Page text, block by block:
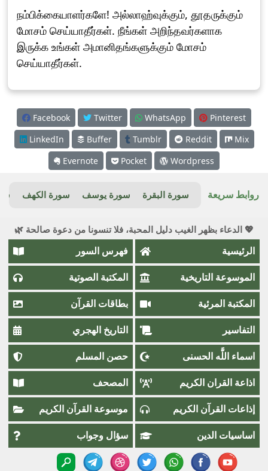
நம்பிக்கையாளர்களே! அல்லாஹ்வுக்கும், தூதருக்கும்
மோசம் செய்யாதீர்கள். நீங்கள் அறிந்தவர்களாக
இருக்க உங்கள் அமானிதங்களுக்கும் மோசம்
செய்யாதீர்கள்.
Facebook Twitter WhatsApp
Pinterest
LinkedIn
Buffer Tumblr Reddit
Mix
Evernote
Pocket Wordpress
روابط سريعة سورة البقرة سورة يوسف سورة الكهف
💖 الدعاء بظهر الغيب دليل المحبة، فلا تنسونا من دعوة صالحة 🌿
الرئيسية فهرس السور
الموسوعة التاريخية المكتبة الصوتية
المكتبة المرئية بطاقات القرآن
التفاسير التاريخ الهجري
اسماء اللَّٰه الحسنى حصن المسلم
اذاعة القران الكريم المصحف
إذاعات القرآن الكريم موسوعة القرآن الكريم
اساسيات الدين سؤال وجواب